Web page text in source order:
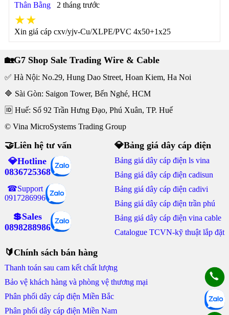
Thân Bằng 2 tháng trước
★★
Xin giá cáp cxv/yjv-Cu/XLPE/PVC 4x50+1x25
🏡G7 Shop Sale Trading Wire & Cable
✅ Hà Nội: No.29, Hung Dao Street, Hoan Kiem, Ha Noi
🔷 Sài Gòn: Saigon Tower, Bến Nghé, HCM
🆔 Huế: Số 92 Trần Hưng Đạo, Phú Xuân, TP. Huế
© Vina MicroSystems Trading Group
🤝Liên hệ tư vấn
💎Hotline
0836725368
☎Support
0917286996
💲Sales
0898288986
💎Bảng giá dây cáp điện
Bảng giá dây cáp điện ls vina
Bảng giá dây cáp điện cadisun
Bảng giá dây cáp điện cadivi
Bảng giá dây cáp điện trần phú
Bảng giá dây cáp điện vina cable
Catalogue TCVN-kỹ thuật lắp đặt
🔰Chính sách bán hàng
Thanh toán sau cam kết chất lượng
Bảo vệ khách hàng và phòng vệ thương mại
Phân phối dây cáp điện Miền Bắc
Phân phối dây cáp điện Miền Nam